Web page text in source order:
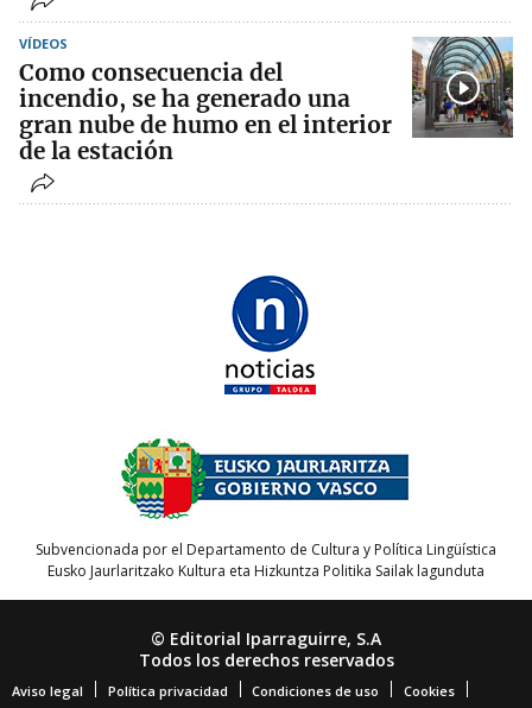
VÍDEOS
Como consecuencia del
incendio, se ha generado una
gran nube de humo en el interior
de la estación
Subvencionada por el Departamento de Cultura y Política Lingüística
Eusko Jaurlaritzako Kultura eta Hizkuntza Politika Sailak lagunduta
© Editorial Iparraguirre, S.A
Todos los derechos reservados
Aviso legal Política privacidad Condiciones de uso Cookies